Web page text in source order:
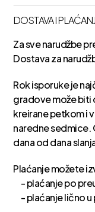
DOSTAVA I
Za sve narudžbe
Dostava za
Rok isporuke je
gradove može biti
kreirane petkom i
naredne sedmice.
dana od dana
Plaćanje možete
- plaćanje po
- plaćanje lično